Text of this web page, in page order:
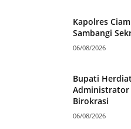
Kapolres
Sambangi
06/08/2026
Bupati
Administrator
Birokrasi
06/08/2026